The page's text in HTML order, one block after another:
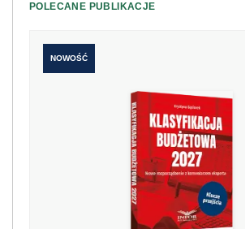
POLECANE PUBLIKACJE
NOWOŚĆ